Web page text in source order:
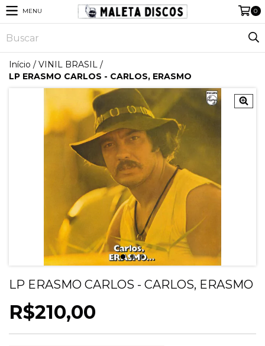
MENU 0
Início / VINIL BRASIL /
LP ERASMO CARLOS - CARLOS, ERASMO
LP ERASMO CARLOS - CARLOS, ERASMO
R$210,00